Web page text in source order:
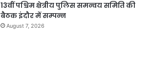
13वीं पश्चिम क्षेत्रीय पुलिस समन्वय समिति की
बैठक इंदौर में सम्पन्न
August 7, 2026